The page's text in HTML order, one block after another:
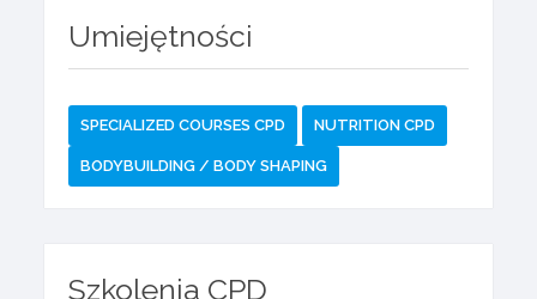
Umiejętności
SPECIALIZED COURSES CPD NUTRITION CPD
BODYBUILDING / BODY SHAPING
Szkolenia CPD